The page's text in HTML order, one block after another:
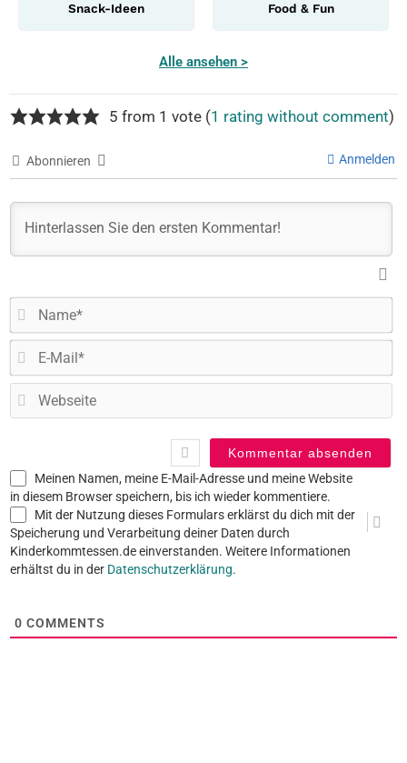
Snack-Ideen Food & Fun
Alle ansehen >
5 from 1 vote (1 rating without comment)
Abonnieren Anmelden
Meinen Namen, meine E-Mail-Adresse und meine Website
in diesem Browser speichern, bis ich wieder kommentiere.
Mit der Nutzung dieses Formulars erklärst du dich mit der
Speicherung und Verarbeitung deiner Daten durch
Kinderkommtessen.de einverstanden. Weitere Informationen
erhältst du in der Datenschutzerklärung.
0 COMMENTS